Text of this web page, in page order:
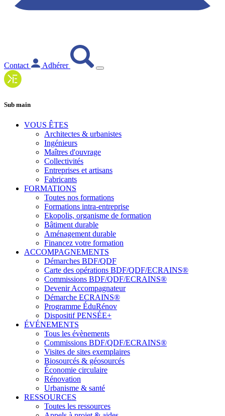
Contact Adhérer
Sub main
VOUS ÊTES
Architectes & urbanistes
Ingénieurs
Maîtres d'ouvrage
Collectivités
Entreprises et artisans
Fabricants
FORMATIONS
Toutes nos formations
Formations intra-entreprise
Ekopolis, organisme de formation
Bâtiment durable
Aménagement durable
Financez votre formation
ACCOMPAGNEMENTS
Démarches BDF/QDF
Carte des opérations BDF/QDF/ECRAINS®
Commissions BDF/QDF/ECRAINS®
Devenir Accompagnateur
Démarche ECRAINS®
Programme ÉduRénov
Dispositif PENSÉE+
ÉVÉNEMENTS
Tous les évènements
Commissions BDF/QDF/ECRAINS®
Visites de sites exemplaires
Biosourcés & géosourcés
Économie circulaire
Rénovation
Urbanisme & santé
RESSOURCES
Toutes les ressources